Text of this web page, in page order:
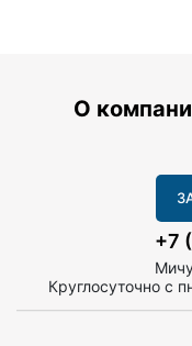
О
+7
Круглосуточно с